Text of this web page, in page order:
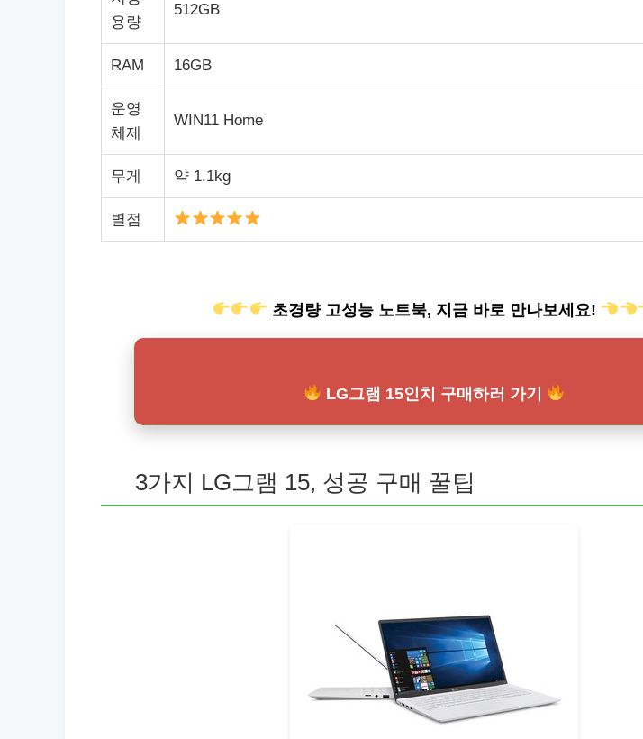
용량
512GB
RAM 16GB
운영
체제
WIN11 Home
무게 약 1.1kg
별점
초경량 고성능 노트북, 지금 바로 만나보세요!
LG그램 15인치 구매하러 가기
3가지 LG그램 15, 성공 구매 꿀팁